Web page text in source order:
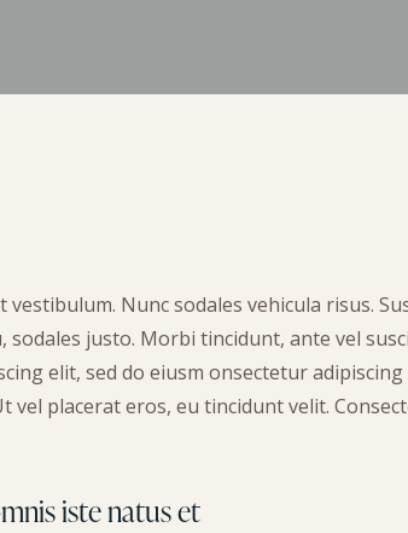
Nunc sodales vehicula risus.
justo. Morbi tincidunt, ante vel
elit, sed do eiusm onsectetur adipiscing
vel placerat eros, eu tincidunt velit.
iste natus et